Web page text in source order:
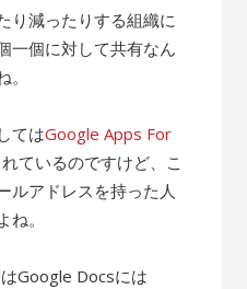
り減ったりする組織に
一個に対して共有なん
てはGoogle Apps For
ているのですけど、こ
ルアドレスを持った人
。
Google Docsには